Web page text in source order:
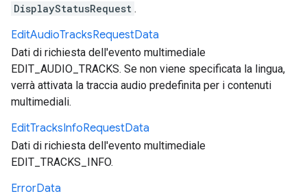
DisplayStatusRequest .
EditAudioTracksRequestData
Dati di richiesta dell'evento multimediale
EDIT_AUDIO_TRACKS. Se non viene specificata la lingua,
verrà attivata la traccia audio predefinita per i contenuti
multimediali.
EditTracksInfoRequestData
Dati di richiesta dell'evento multimediale
EDIT_TRACKS_INFO.
ErrorData